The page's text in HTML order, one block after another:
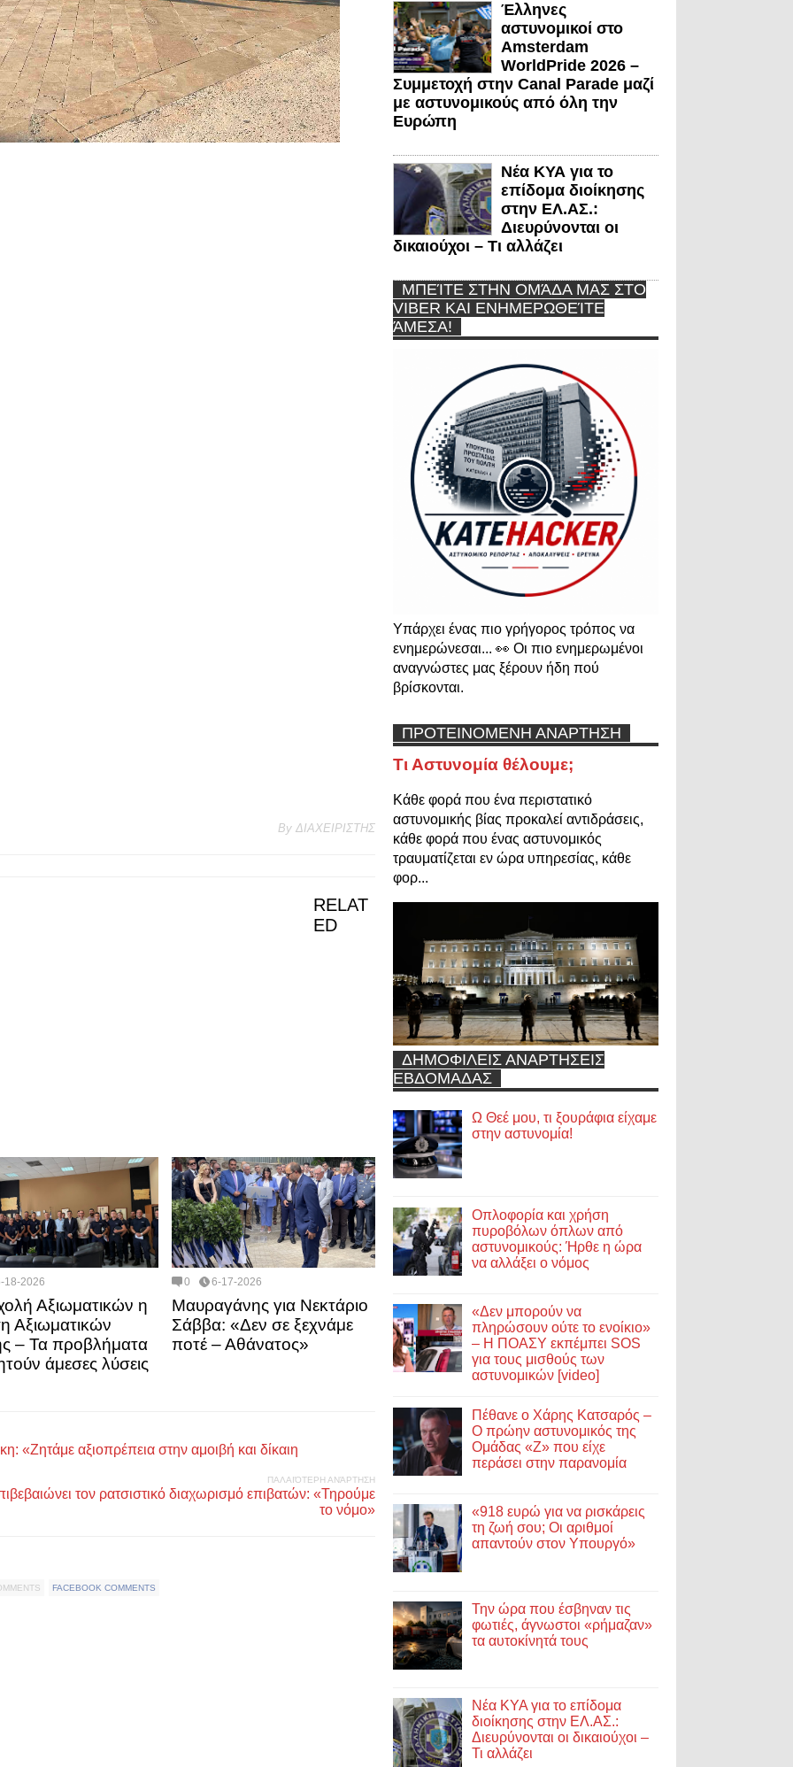
By ΔΙΑΧΕΙΡΙΣΤΗΣ
RELAT
ED
18-2026
Αξιωματικών η
Αξιωματικών
– Τα προβλήματα
άμεσες λύσεις
0 6-17-2026
Μαυραγάνης για Νεκτάριο
Σάββα: «Δεν σε ξεχνάμε
ποτέ – Αθάνατος»
αξιοπρέπεια στην αμοιβή και δίκαιη
ΠΑΛΑΙΌΤΕΡΗ ΑΝΆΡΤΗΣΗ
τον ρατσιστικό διαχωρισμό επιβατών: «Τηρούμε
το νόμο»
FACEBOOK COMMENTS
Έλληνες
αστυνομικοί στο
Amsterdam
WorldPride 2026 –
Συμμετοχή στην Canal Parade μαζί
με αστυνομικούς από όλη την
Ευρώπη
Νέα ΚΥΑ για το
επίδομα διοίκησης
στην ΕΛ.ΑΣ.:
Διευρύνονται οι
δικαιούχοι – Τι αλλάζει
ΜΠΕΊΤΕ ΣΤΗΝ ΟΜΆΔΑ ΜΑΣ ΣΤΟ
VIBER ΚΑΙ ΕΝΗΜΕΡΩΘΕΊΤΕ
ΆΜΕΣΑ!
Υπάρχει ένας πιο γρήγορος τρόπος να
ενημερώνεσαι... 👀 Οι πιο ενημερωμένοι
αναγνώστες μας ξέρουν ήδη πού
βρίσκονται.
ΠΡΟΤΕΙΝΟΜΕΝΗ ΑΝΑΡΤΗΣΗ
Τι Αστυνομία θέλουμε;
Κάθε φορά που ένα περιστατικό
αστυνομικής βίας προκαλεί αντιδράσεις,
κάθε φορά που ένας αστυνομικός
τραυματίζεται εν ώρα υπηρεσίας, κάθε
φορ...
ΔΗΜΟΦΙΛΕΙΣ ΑΝΑΡΤΗΣΕΙΣ
ΕΒΔΟΜΑΔΑΣ
Ω Θεέ μου, τι ξουράφια είχαμε
στην αστυνομία!
Οπλοφορία και χρήση
πυροβόλων όπλων από
αστυνομικούς: Ήρθε η ώρα
να αλλάξει ο νόμος
«Δεν μπορούν να
πληρώσουν ούτε το ενοίκιο»
– Η ΠΟΑΣΥ εκπέμπει SOS
για τους μισθούς των
αστυνομικών [video]
Πέθανε ο Χάρης Κατσαρός –
Ο πρώην αστυνομικός της
Ομάδας «Ζ» που είχε
περάσει στην παρανομία
«918 ευρώ για να ρισκάρεις
τη ζωή σου; Οι αριθμοί
απαντούν στον Υπουργό»
Την ώρα που έσβηναν τις
φωτιές, άγνωστοι «ρήμαζαν»
τα αυτοκίνητά τους
Νέα ΚΥΑ για το επίδομα
διοίκησης στην ΕΛ.ΑΣ.:
Διευρύνονται οι δικαιούχοι –
Τι αλλάζει